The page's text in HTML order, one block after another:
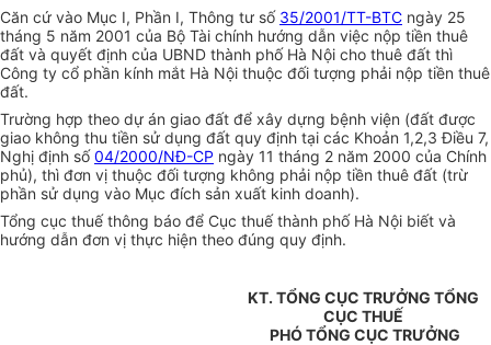
Căn cứ vào Mục I, Phần I, Thông tư số 35/2001/TT-BTC ngày 25
tháng 5 năm 2001 của Bộ Tài chính hướng dẫn việc nộp tiền thuê
đất và quyết định của UBND thành phố Hà Nội cho thuê đất thì
Công ty cổ phần kính mắt Hà Nội thuộc đối tượng phải nộp tiền thuê
đất.
Trường hợp theo dự án giao đất để xây dựng bệnh viện (đất được
giao không thu tiền sử dụng đất quy định tại các Khoản 1,2,3 Điều 7,
Nghị định số04/2000/NĐ-CP ngày 11 tháng 2 năm 2000 của Chính
phủ), thì đơn vị thuộc đối tượng không phải nộp tiền thuê đất (trừ
phần sử dụng vào Mục đích sản xuất kinh doanh).
Tổng cục thuế thông báo để Cục thuế thành phố Hà Nội biết và
hướng dẫn đơn vị thực hiện theo đúng quy định.
KT. TỔNG CỤC TRƯỞNG TỔNG
CỤC THUẾ
PHÓ TỔNG CỤC TRƯỞNG